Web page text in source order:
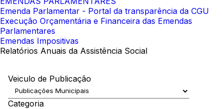
Emenda Parlamentar - Portal da transparência da CGU
Execução Orçamentária e Financeira das Emendas
Parlamentares
Emendas Impositivas
Relatórios Anuais da Assistência Social
Veiculo de Publicação
Categoria